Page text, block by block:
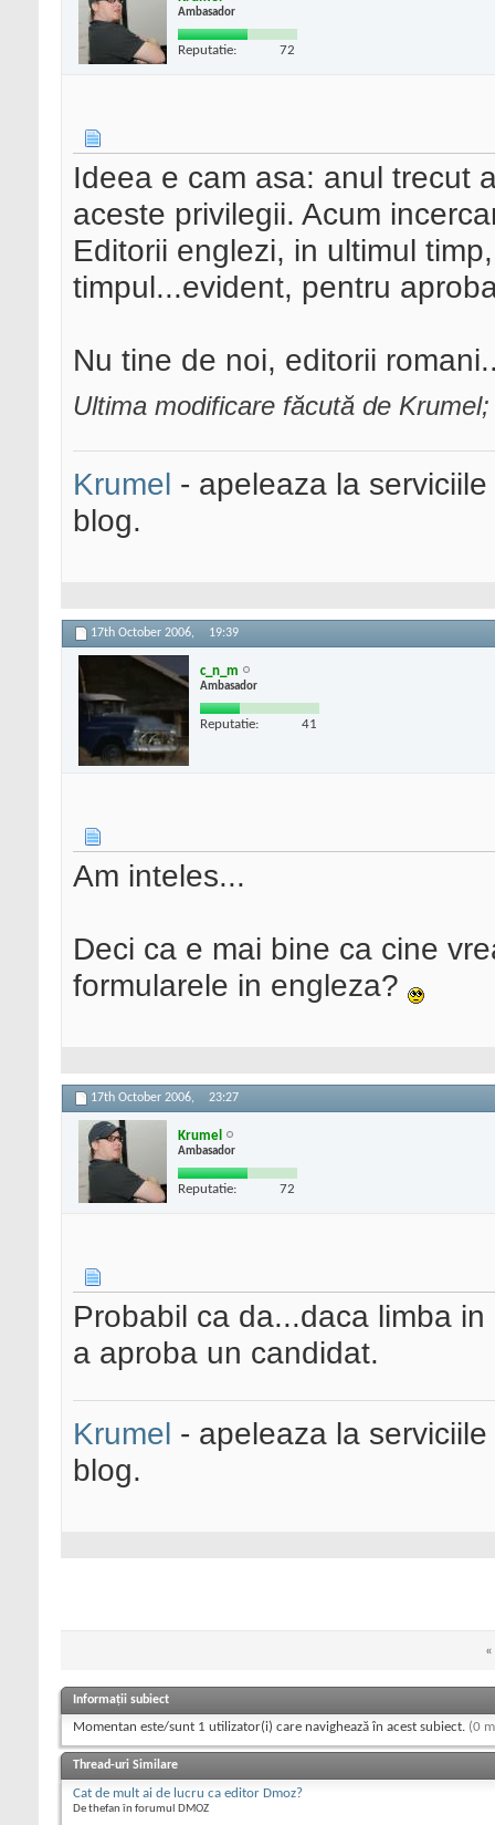
Ambasador
Reputatie: 72
Ideea e cam asa: anul trecut
aceste privilegii. Acum
Editorii englezi, in ultimul
timpul...evident, pentru
Nu tine de noi, editorii
Ultima modificare făcută de
Krumel - apeleaza la
blog.
17th October 2006, 19:39
c_n_m
Ambasador
Reputatie: 41
Am inteles...
Deci ca e mai bine ca cine
formularele in engleza?
17th October 2006, 23:27
Krumel
Ambasador
Reputatie: 72
Probabil ca da...daca limba
a aproba un candidat.
Krumel - apeleaza la
blog.
«
Informații subiect
Momentan este/sunt 1 utilizator(i) care navighează în acest subiect. (0
Thread-uri Similare
Cat de mult ai de lucru ca editor Dmoz?
De thefan în forumul DMOZ